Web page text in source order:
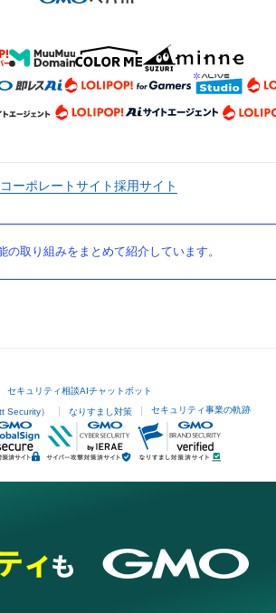
コーポレートサイト採用サイト
取り組みをまとめて紹介しています。
セキュリティ相談AIチャットボット
Security） なりすまし対策 セキュリティ事業の軌跡